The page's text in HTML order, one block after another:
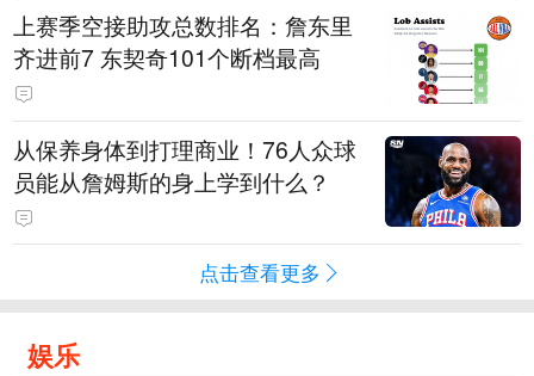
上赛季空接助攻总数排名：詹东里
齐进前7 东契奇101个断档最高
从保养身体到打理商业！76人众球
员能从詹姆斯的身上学到什么？
点击查看更多
娱乐